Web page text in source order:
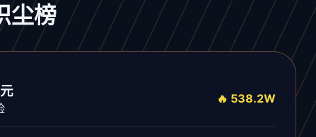
尘榜
🔥 538.2W